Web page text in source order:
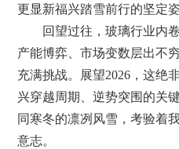
更显新福兴踏雪前行的坚定
回望过往，玻璃行业内
产能博弈、市场变数层出不
充满挑战。展望2026，这绝
兴穿越周期、逆势突围 的关
同寒冬的凛冽风雪，考验着
意志。